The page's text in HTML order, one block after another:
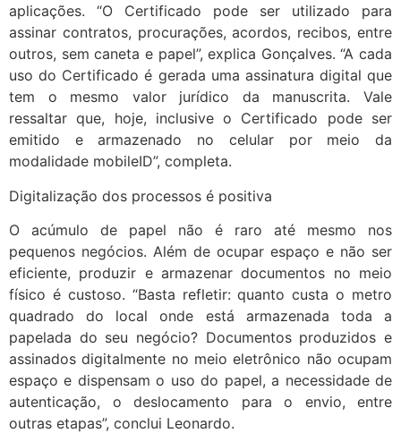
aplicações. “O Certificado pode ser utilizado para
assinar contratos, procurações, acordos, recibos, entre
outros, sem caneta e papel”, explica Gonçalves. “A cada
uso do Certificado é gerada uma assinatura digital que
tem o mesmo valor jurídico da manuscrita. Vale
ressaltar que, hoje, inclusive o Certificado pode ser
emitido e armazenado no celular por meio da
modalidade mobileID”, completa.
Digitalização dos processos é positiva
O acúmulo de papel não é raro até mesmo nos
pequenos negócios. Além de ocupar espaço e não ser
eficiente, produzir e armazenar documentos no meio
físico é custoso. “Basta refletir: quanto custa o metro
quadrado do local onde está armazenada toda a
papelada do seu negócio? Documentos produzidos e
assinados digitalmente no meio eletrônico não ocupam
espaço e dispensam o uso do papel, a necessidade de
autenticação, o deslocamento para o envio, entre
outras etapas”, conclui Leonardo.